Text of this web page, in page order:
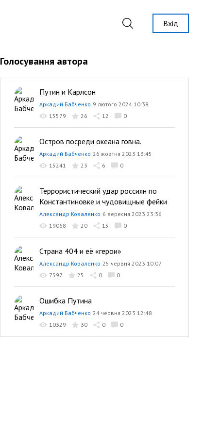
Вхід
Голосування автора
Путин и Карлсон
Аркадий Бабченко 9 лютого 2024 10:38
15579
26 12 0
Остров посреди океана говна.
Аркадий Бабченко 26 жовтня 2023 13:45
15241
23 6 0
Террористический удар россиян по
Константиновке и чудовищные фейки
Александр Коваленко 6 вересня 2023 23:36
19068
20 15 0
Страна 404 и её «герои»
Александр Коваленко 25 червня 2023 10:07
7597
25 0 0
Ошибка Путина
Аркадий Бабченко 24 червня 2023 12:48
10329
30 0 0